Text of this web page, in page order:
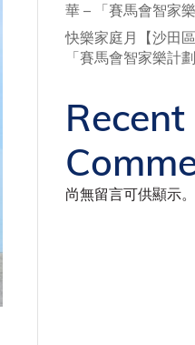
華 – 「賽馬會智家
快樂家庭月【沙田
「賽馬會智家樂計
Recent
尚無留言可供顯示。